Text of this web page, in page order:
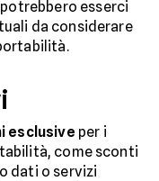
esserci
da considerare
esclusive per i
come sconti
dati o servizi